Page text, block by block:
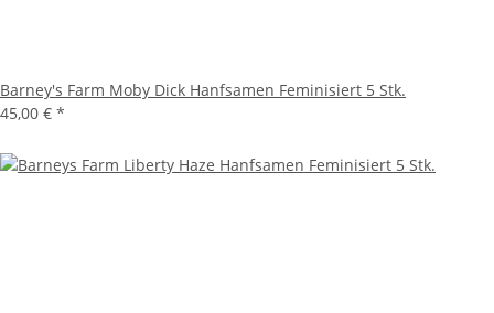
Barney's Farm Moby Dick Hanfsamen Feminisiert 5 Stk.
45,00 € *